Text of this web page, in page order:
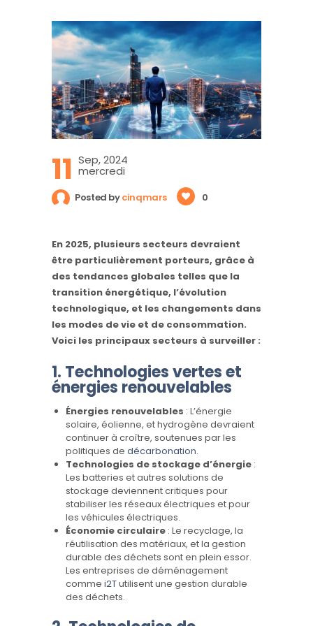
11 Sep, 2024
mercredi
Posted bycinqmars 0
En 2025, plusieurs secteurs devraient
être particulièrement porteurs, grâce à
des tendances globales telles que la
transition énergétique, l’évolution
technologique, et les changements dans
les modes de vie et de consommation.
Voici les principaux secteurs à surveiller :
1. Technologies vertes et
énergies renouvelables
Énergies renouvelables : L’énergie
solaire, éolienne, et hydrogène devraient
continuer à croître, soutenues par les
politiques de décarbonation.
Technologies de stockage d’énergie:
Les batteries et autres solutions de
stockage deviennent critiques pour
stabiliser les réseaux électriques et pour
les véhicules électriques.
Économie circulaire: Le recyclage, la
réutilisation des matériaux, et la gestion
durable des déchets sont en plein essor.
Les entreprises de déménagement
comme i2Tutilisent une gestion durable
des déchets.